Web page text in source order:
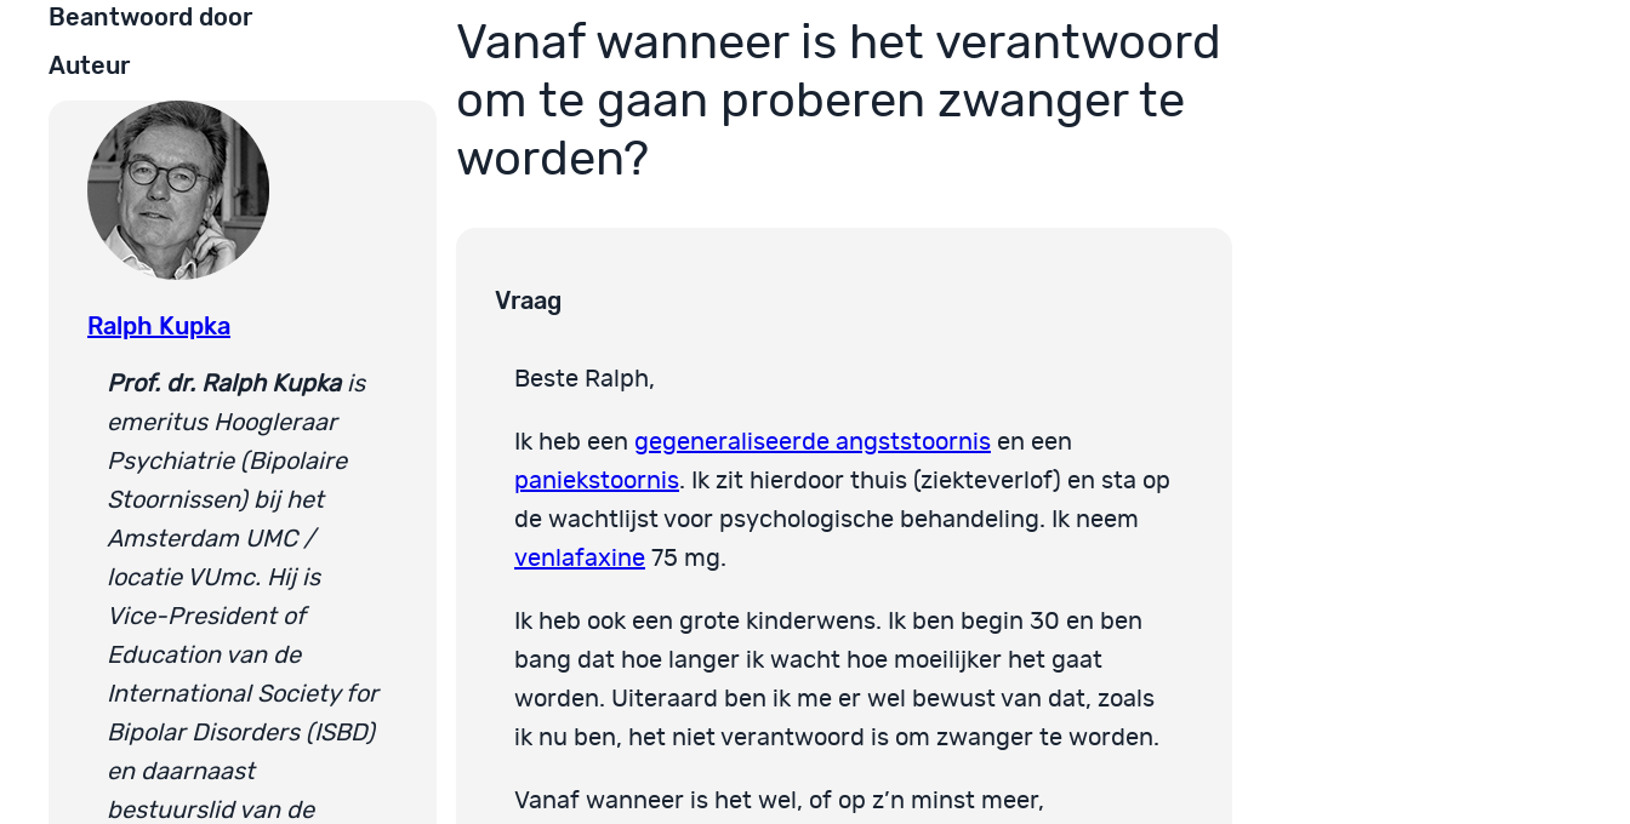
Beantwoord door
Auteur
Ralph Kupka
Prof. dr. Ralph Kupkais
emeritus Hoogleraar
Psychiatrie (Bipolaire
Stoornissen) bij het
Amsterdam UMC /
locatie VUmc. Hij is
Vice-President of
Education van de
International Society for
Bipolar Disorders (ISBD)
en daarnaast
bestuurslid van de
Vanaf wanneer is het verantwoord
om te gaan proberen zwanger te
worden?
Vraag
Beste Ralph,
Ik heb een gegeneraliseerde angststoornis en een
paniekstoornis. Ik zit hierdoor thuis (ziekteverlof) en sta op
de wachtlijst voor psychologische behandeling. Ik neem
venlafaxine 75 mg.
Ik heb ook een grote kinderwens. Ik ben begin 30 en ben
bang dat hoe langer ik wacht hoe moeilijker het gaat
worden. Uiteraard ben ik me er wel bewust van dat, zoals
ik nu ben, het niet verantwoord is om zwanger te worden.
Vanaf wanneer is het wel, of op z’n minst meer,